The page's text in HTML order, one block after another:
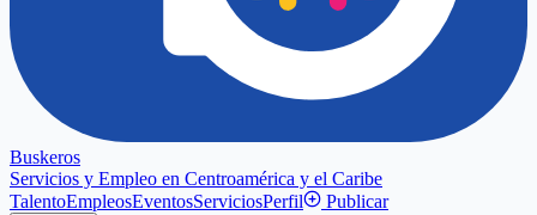
Buskeros
Servicios y Empleo en Centroamérica y el Caribe
TalentoEmpleosEventosServiciosPerfil Publicar